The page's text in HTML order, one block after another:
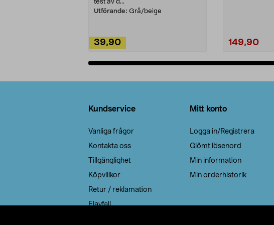
test av d...
Utförande: Grå/beige
39,90 149,90
Kundservice
Vanliga frågor
Kontakta oss
Tillgänglighet
Köpvillkor
Retur / reklamation
Elavfall
Mitt konto
Logga in/Registrera
Glömt lösenord
Min information
Min orderhistorik